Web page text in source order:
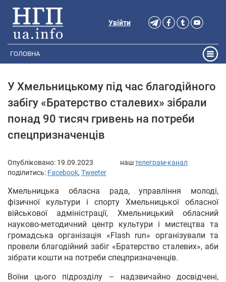
Увійти
ГОЛОВНА
У Хмельницькому під час благодійного
забігу «Братерство сталевих» зібрали
понад 90 тисяч гривень на потреби
спецпризначенців
Опубліковано: 19.09.2023 наштелеграм-канал
поділитись: Facebook, Tweeter
Хмельницька обласна рада, управління молоді,
фізичної культури і спорту Хмельницької обласної
військової адміністрації, Хмельницький обласний
науково-методичний центр культури і мистецтва та
громадська організація «Flash run» організували та
провели благодійний забіг «Братерство сталевих», аби
зібрати кошти на потреби спецпризначенців.
Воїни цього підрозділу – надзвичайно досвідчені,